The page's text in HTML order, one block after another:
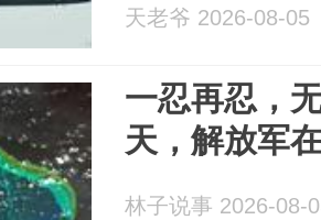
天老爷 2026-08-05
一忍再忍，
天，解放军
林子说事 2026-08-